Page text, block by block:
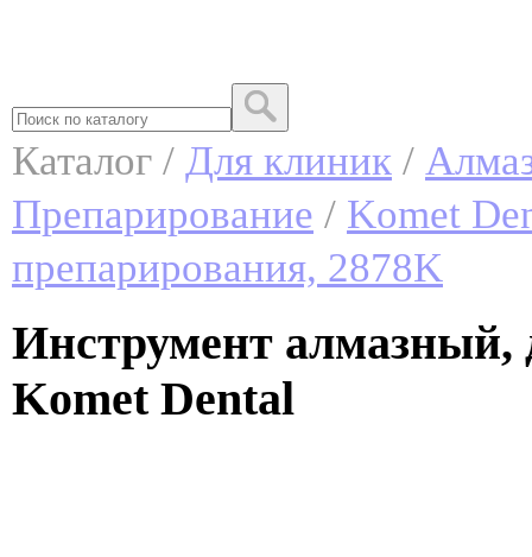
Каталог / Для клиник /
Препарирование / Komet
препарирования, 2878K
Инструмент алмазный,
Komet Dental